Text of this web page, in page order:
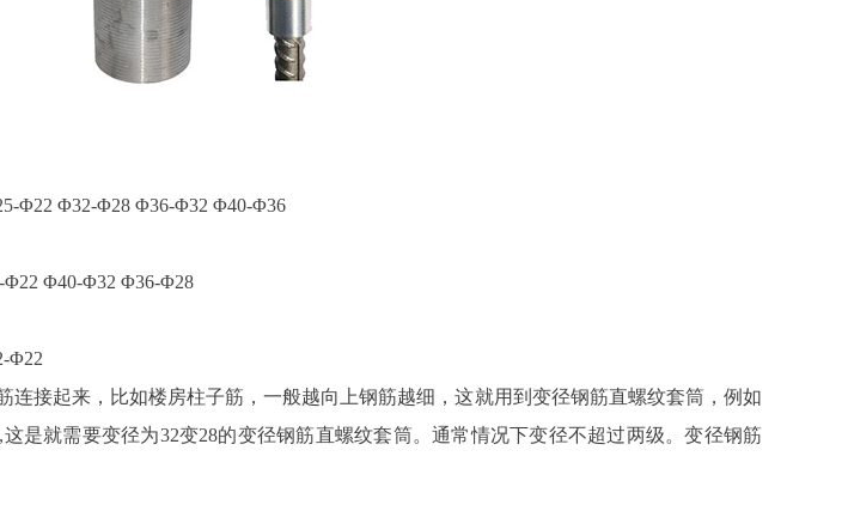
Φ22 Φ32-Φ28 Φ36-Φ32 Φ40-Φ36
Φ40-Φ32 Φ36-Φ28
Φ22
连接起来，比如楼房柱子筋，一般越向上钢筋越细，这就用到变径钢筋直螺纹套筒，例如
是就需要变径为32变28的变径钢筋直螺纹套筒。通常情况下变径不超过两级。变径钢筋